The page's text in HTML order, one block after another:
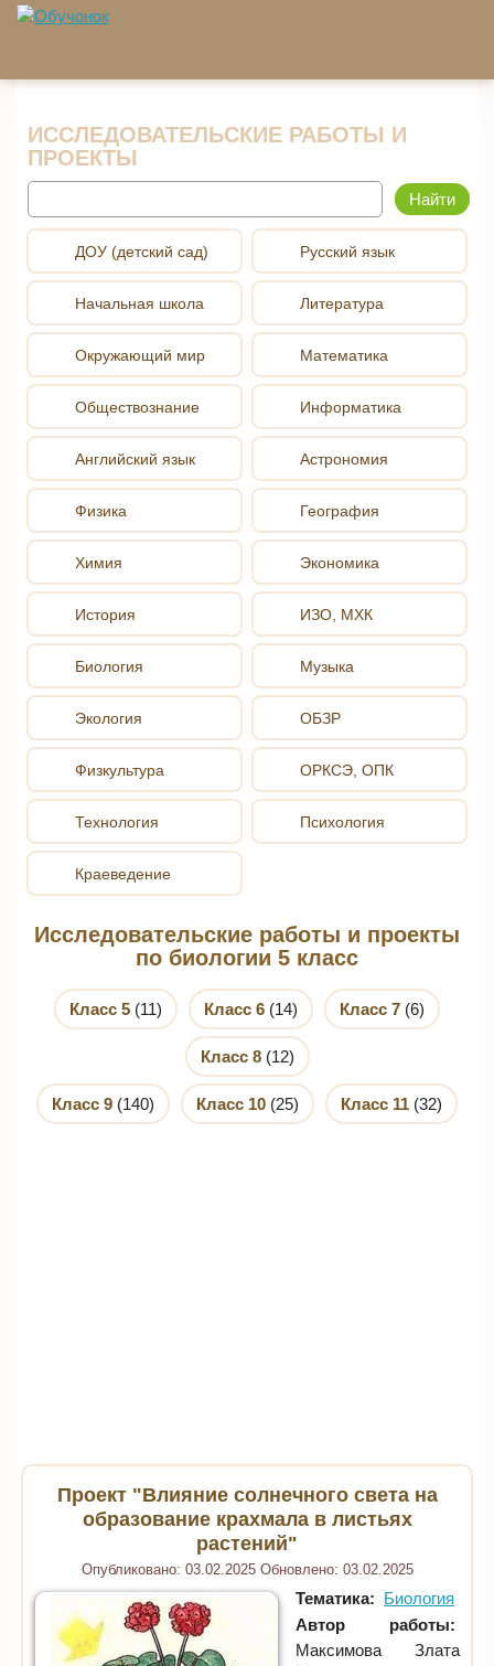
Перейти к основному содержанию
ИССЛЕДОВАТЕЛЬСКИЕ РАБОТЫ И
ПРОЕКТЫ
ДОУ (детский сад)
Начальная школа
Окружающий мир
Обществознание
Английский язык
Русский язык
Литература
Математика
Информатика
Астрономия
Физика
Химия
История
Биология
Экология
География
Экономика
ИЗО, МХК
Музыка
ОБЗР
Физкультура
Технология
Краеведение
ОРКСЭ, ОПК
Психология
Исследовательские работы и проекты
по биологии 5 класс
Класс 5 (11) Класс 6 (14) Класс 7 (6)
Класс 8(12)
Класс 9 (140) Класс 10 (25) Класс 11 (32)
Проект "Влияние солнечного света на
образование крахмала в листьях
растений"
Опубликовано: 03.02.2025 Обновлено: 03.02.2025
Тематика: Биология
Автор работы:
Максимова Злата